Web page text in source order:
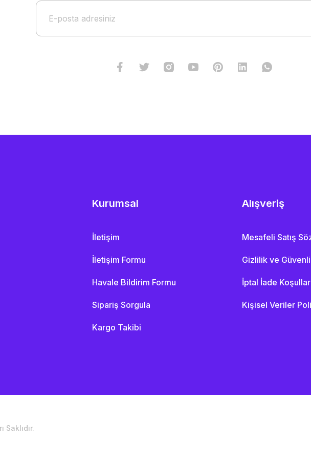
Kurumsal
İletişim
İletişim Formu
Havale Bildirim Formu
Sipariş Sorgula
Kargo Takibi
Alışveriş
Mesafeli Satış
Gizlilik ve
İptal İade
Kişisel Veriler